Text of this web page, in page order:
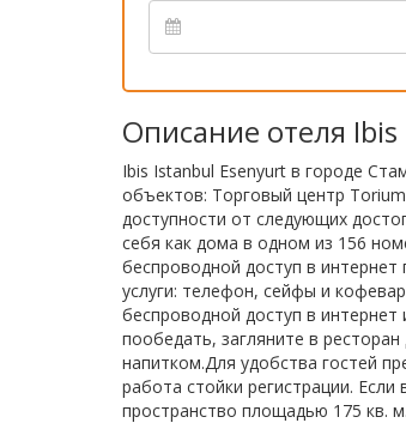
Описание отеля
Ibis Istanbul Esenyurt в городе
объектов: Торговый центр
доступности от следующих
себя как дома в одном из 156
беспроводной доступ в
услуги: телефон, сейфы и
беспроводной доступ в
пообедать, загляните в
напитком.Для удобства гостей
работа стойки регистрации.
пространство площадью 175 кв.